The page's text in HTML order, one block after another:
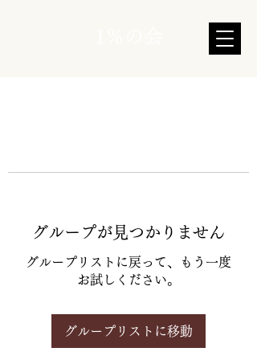
グループが見つかりません
グループリストに戻って、もう一度
お試しください。
グループリストに移動